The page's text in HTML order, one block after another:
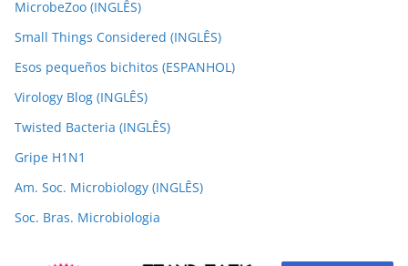
MicrobeZoo (INGLÊS)
Small Things Considered (INGLÊS)
Esos pequeños bichitos (ESPANHOL)
Virology Blog (INGLÊS)
Twisted Bacteria (INGLÊS)
Gripe H1N1
Am. Soc. Microbiology (INGLÊS)
Soc. Bras. Microbiologia